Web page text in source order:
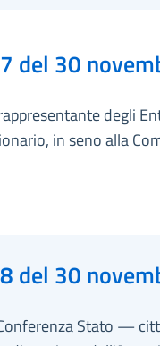
del 30
degli
in seno alla
del 30
Stato —